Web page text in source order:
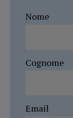
Nome
Cognome
Email